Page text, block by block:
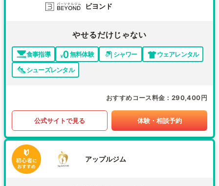
ビヨンド
やせるだけじゃない
食事指導 無料体験 シャワー
ウェアレンタル
シューズレンタル
おすすめコース料金 290,400円
公式サイトで見る 体験・相談予約
アップルジム